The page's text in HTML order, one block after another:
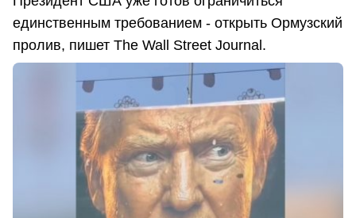
единственным требованием - открыть Ормузский
пролив, пишет The Wall Street Journal.